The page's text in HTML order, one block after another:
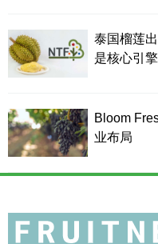
泰国榴莲
是核心引擎
Bloom
业布局